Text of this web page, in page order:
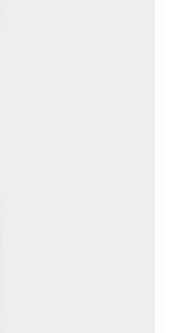
shirt
en
Ajoutez
ou
un